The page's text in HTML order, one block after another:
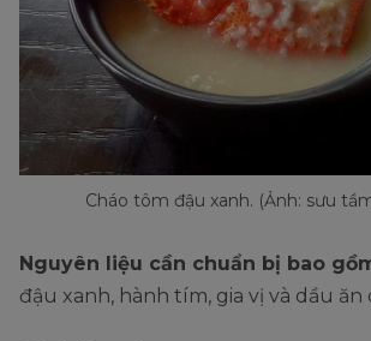
Cháo tôm đậu xanh. (Ảnh: sưu
Nguyên liệu cần chuẩn bị bao
đậu xanh, hành tím, gia vị và dầu ăn